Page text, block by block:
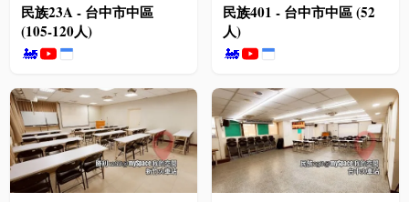
民族23A - 台中市中區
(105-120人)
🚂
民族401 - 台中市中區 (52
人)
🚂